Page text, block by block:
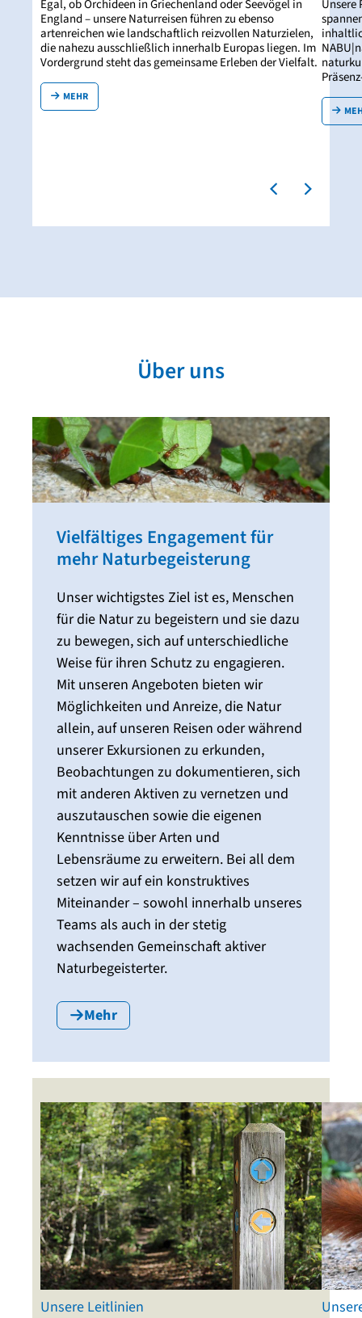
Egal, ob Orchideen in Griechenland oder Seevögel in
England – unsere Naturreisen führen zu ebenso
artenreichen wie landschaftlich reizvollen Naturzielen,
die nahezu ausschließlich innerhalb Europas liegen. Im
Vordergrund steht das gemeinsame Erleben der Vielfalt.
MEHR
Unsere
Über uns
Vielfältiges Engagement für
mehr Naturbegeisterung
Unser wichtigstes Ziel ist es, Menschen
für die Natur zu begeistern und sie dazu
zu bewegen, sich auf unterschiedliche
Weise für ihren Schutz zu engagieren.
Mit unseren Angeboten bieten wir
Möglichkeiten und Anreize, die Natur
allein, auf unseren Reisen oder während
unserer Exkursionen zu erkunden,
Beobachtungen zu dokumentieren, sich
mit anderen Aktiven zu vernetzen und
auszutauschen sowie die eigenen
Kenntnisse über Arten und
Lebensräume zu erweitern. Bei all dem
setzen wir auf ein konstruktives
Miteinander – sowohl innerhalb unseres
Teams als auch in der stetig
wachsenden Gemeinschaft aktiver
Naturbegeisterter.
Mehr
Unsere Leitlinien